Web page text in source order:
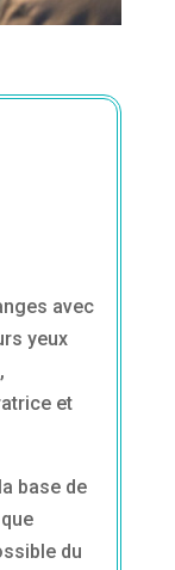
avec
yeux
et
base de
du